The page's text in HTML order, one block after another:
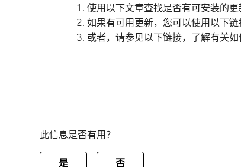
使用以下文章查找是否有可安装的
如果有可用更新，您可以使用以下链
或者，请参见以下链接，了解有关
此信息是否有用？
是 否